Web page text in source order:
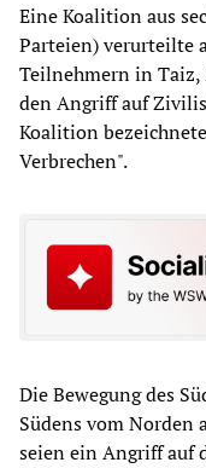
Eine Koalition aus
Parteien) verurteilte
Teilnehmern in Taiz,
den Angriff auf
Koalition
Verbrechen".
Die Bewegung des
Südens vom Norden
seien ein Angriff auf